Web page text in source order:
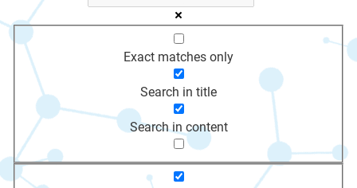
Exact matches only
Search in title
Search in content